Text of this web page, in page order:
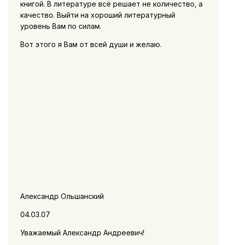
книгой. В литературе всё решает не количество, а
качество. Выйти на хороший литературный
уровень Вам по силам.
Вот этого я Вам от всей души и желаю.
Александр Ольшанский
04.03.07
Уважаемый Александр Андреевич!